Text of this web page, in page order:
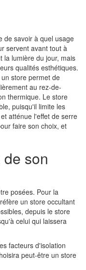
de savoir à quel usage
servent avant tout à
la lumière du jour, mais
qualités esthétiques.
store permet de
au rez-de-
thermique. Le store
puisqu'il limite les
atténue l'effet de serre
faire son choix, et
son
posées. Pour la
un store occultant
depuis le store
celui qui laissera
facteurs d'isolation
peut-être un store